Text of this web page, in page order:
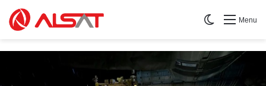
Menu
Switch skin